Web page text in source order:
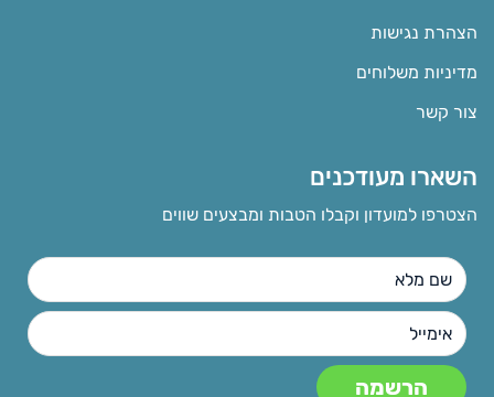
הצהרת נגישות
מדיניות משלוחים
צור קשר
השארו מעודכנים
הצטרפו למועדון וקבלו הטבות ומבצעים שווים